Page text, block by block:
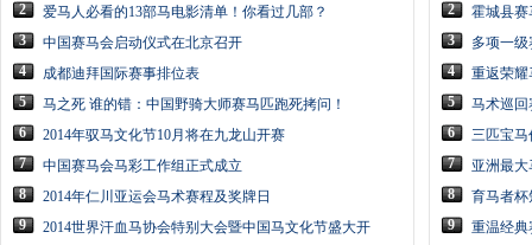
2
爱马人必看的13部马电影清单！你看过几部？
3
中国赛马会启动仪式在北京召开
4
成都迪拜国际赛事排位表
5
马之死 谁的错：中国野骑大师赛马匹跑死拷问！
6
2014年驭马文化节10月将在九龙山开赛
7
中国赛马会马彩工作组正式成立
8
2014年仁川亚运会马术赛程及奖牌日
9
2014世界汗血马协会特别大会暨中国马文化节盛大开
2
霍城县赛
3
多项一
4
重返荣耀
5
马术巡回
6
三匹宝马
7
亚洲最
8
育马者杯
9
重温经典